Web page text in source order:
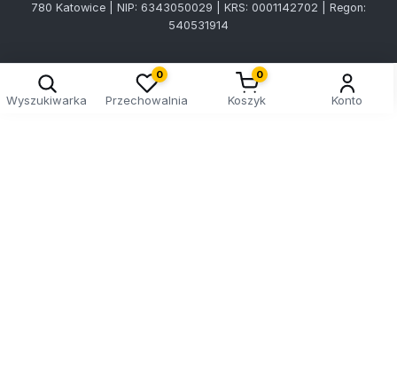
780 Katowice | NIP: 6343050029 | KRS: 0001142702 | Regon:
540531914
Wyszukiwarka
0
Przechowalnia
0
Koszyk Konto